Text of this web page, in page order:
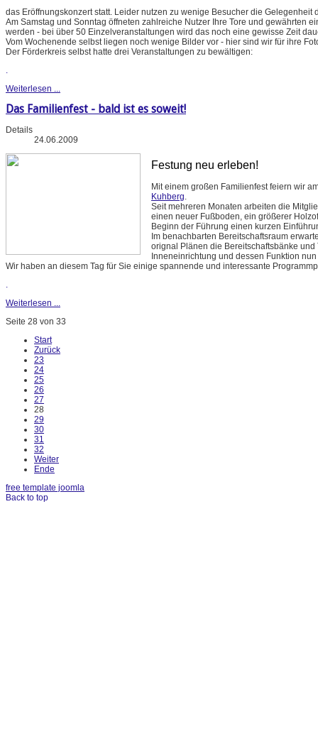
das Eröffnungskonzert statt. Leider nutzen zu wenige Besucher die
Am Samstag und Sonntag öffneten zahlreiche Nutzer Ihre Tore und gewährten
werden - bei über 50 Einzelveranstaltungen wird das noch eine gewisse Zeit
Vom Wochenende selbst liegen noch wenige Bilder vor - hier sind wir für ihre
Der Förderkreis selbst hatte drei Veranstaltungen zu bewältigen:
Weiterlesen ...
Das Familienfest - bald ist es soweit!
Details
24.06.2009
Festung neu erleben!
Mit einem großen Familienfest feiern wir
Kuhberg.
Seit mehreren Monaten arbeiten die
einen neuer Fußboden, ein größerer
Beginn der Führung einen kurzen
Im benachbarten Bereitschaftsraum
orignal Plänen die Bereitschaftsbänke
Inneneinrichtung und dessen Funktion
Wir haben an diesem Tag für Sie einige spannende und interessante
.
Weiterlesen ...
Seite 28 von 33
Start
Zurück
23
24
25
26
27
28
29
30
31
32
Weiter
Ende
free template joomla
Back to top